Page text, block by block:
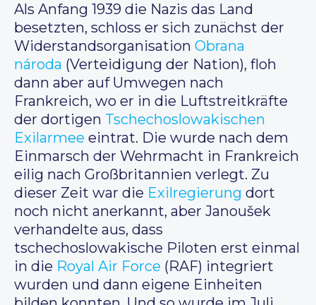
Als Anfang 1939 die Nazis das Land
besetzten, schloss er sich zunächst der
Widerstandsorganisation Obrana
národa (Verteidigung der Nation), floh
dann aber auf Umwegen nach
Frankreich, wo er in die Luftstreitkräfte
der dortigen Tschechoslowakischen
Exilarmee eintrat. Die wurde nach dem
Einmarsch der Wehrmacht in Frankreich
eilig nach Großbritannien verlegt. Zu
dieser Zeit war die Exilregierung dort
noch nicht anerkannt, aber Janoušek
verhandelte aus, dass
tschechoslowakische Piloten erst einmal
in die Royal Air Force (RAF) integriert
wurden und dann eigene Einheiten